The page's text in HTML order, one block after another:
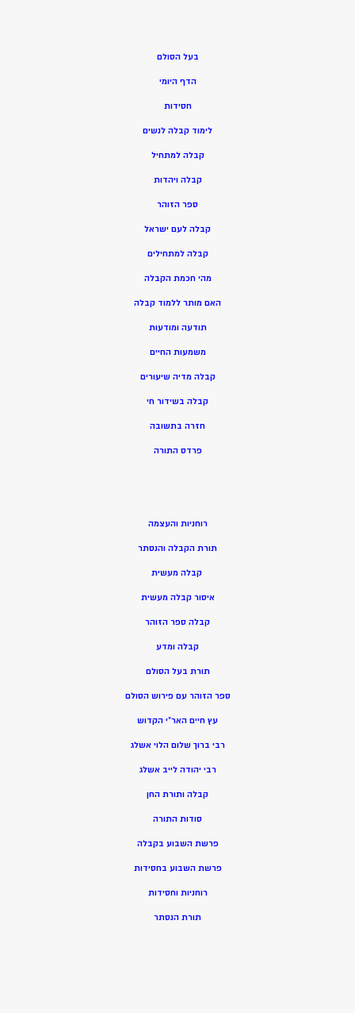
בעל הסולם
הדף היומי
חסידות
לימוד קבלה לנשים
קבלה למתחיל
קבלה ויהדות
ספר הזוהר
קבלה לעם ישראל
קבלה למתחילים
מהי חכמת הקבלה
האם מותר ללמוד קבלה
תודעה ומודעות
משמעות החיים
קבלה מדיה שיעורים
קבלה בשידור חי
חזרה בתשובה
פרדס התורה
רוחניות והעצמה
תורת הקבלה והנסתר
קבלה מעשית
איסור קבלה מעשית
קבלה ספר הזוהר
קבלה ומדע
תורת בעל הסולם
ספר הזוהר עם פירוש הסולם
עץ חיים האר”י הקדוש
רבי ברוך שלום הלוי אשלג
רבי יהודה לייב אשלג
קבלה ותורת החן
סודות התורה
פרשת השבוע בקבלה
פרשת השבוע בחסידות
רוחניות וחסידות
תורת הנסתר